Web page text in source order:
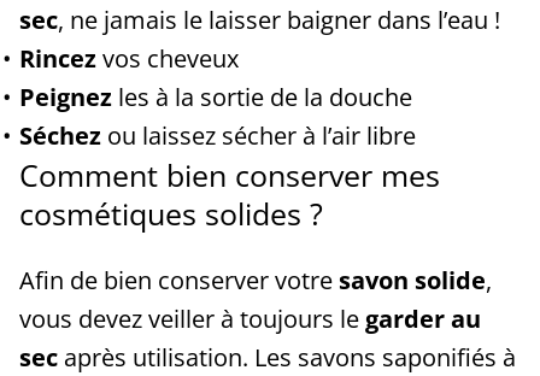
sec, ne jamais le laisser baigner dans l’eau !
Rincezvos cheveux
Peignez les à la sortie de la douche
Séchez ou laissez sécher à l’air libre
Comment bien conserver mes
cosmétiques solides ?
Afin de bien conserver votre savon solide,
vous devez veiller à toujours le garder au
sec après utilisation. Les savons saponifiés à